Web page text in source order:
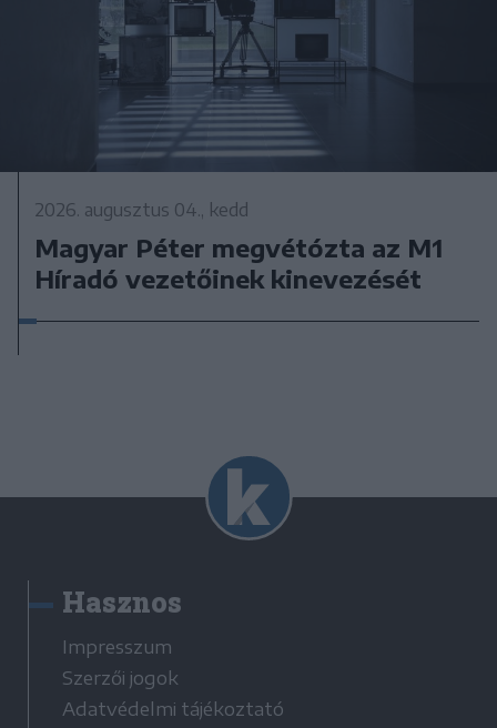
2026. augusztus 04., kedd
Magyar Péter megvétózta az M1
Híradó vezetőinek kinevezését
Hasznos
Impresszum
Szerzői jogok
Adatvédelmi tájékoztató